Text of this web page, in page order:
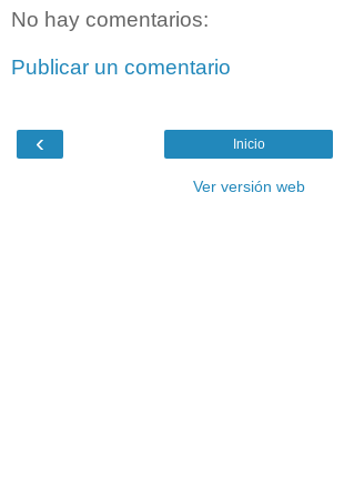
No hay comentarios:
Publicar un comentario
‹ Inicio
Ver versión web